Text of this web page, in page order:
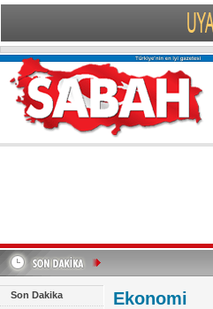
Son Dakika
Ekonomi